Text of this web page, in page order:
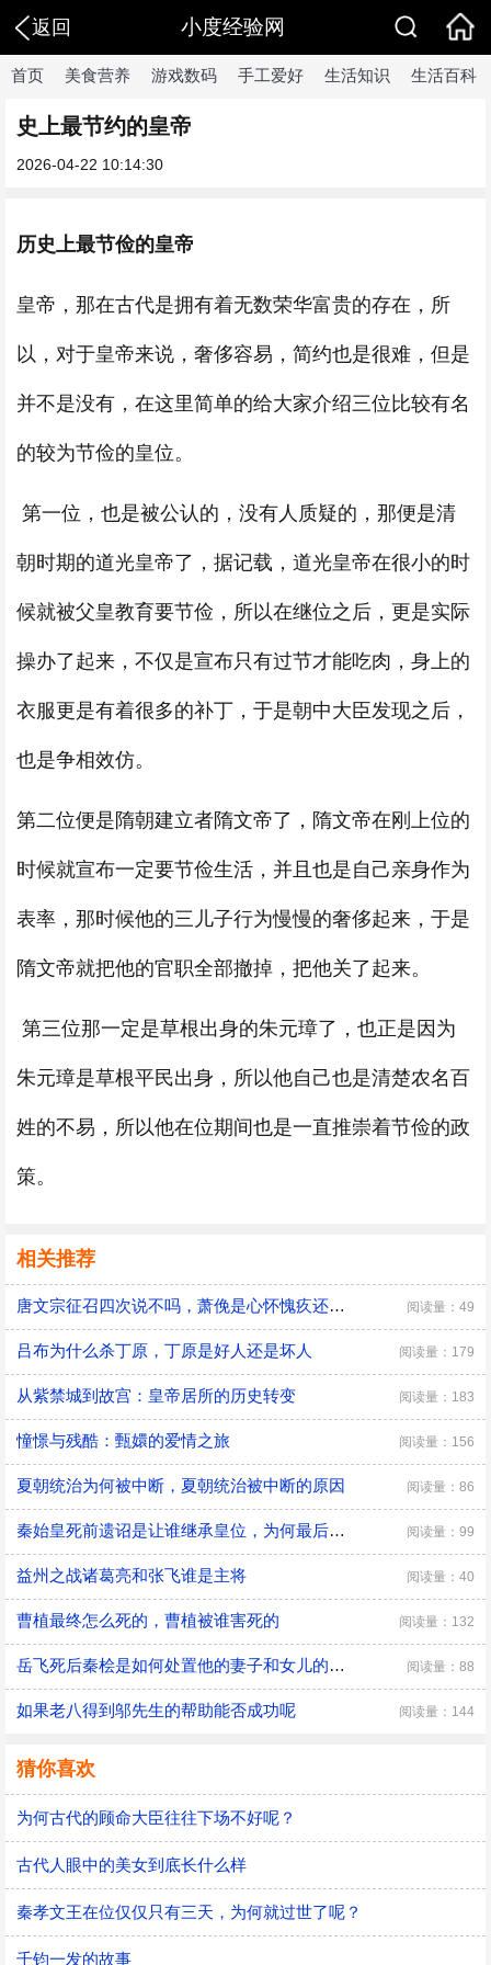
返回 小度经验网
首页 美食营养 游戏数码 手工爱好 生活知识 生活百科
史上最节约的皇帝
2026-04-22 10:14:30
历史上最节俭的皇帝
皇帝，那在古代是拥有着无数荣华富贵的存在，所
以，对于皇帝来说，奢侈容易，简约也是很难，但是
并不是没有，在这里简单的给大家介绍三位比较有名
的较为节俭的皇位。
第一位，也是被公认的，没有人质疑的，那便是清
朝时期的道光皇帝了，据记载，道光皇帝在很小的时
候就被父皇教育要节俭，所以在继位之后，更是实际
操办了起来，不仅是宣布只有过节才能吃肉，身上的
衣服更是有着很多的补丁，于是朝中大臣发现之后，
也是争相效仿。
第二位便是隋朝建立者隋文帝了，隋文帝在刚上位的
时候就宣布一定要节俭生活，并且也是自己亲身作为
表率，那时候他的三儿子行为慢慢的奢侈起来，于是
隋文帝就把他的官职全部撤掉，把他关了起来。
第三位那一定是草根出身的朱元璋了，也正是因为
朱元璋是草根平民出身，所以他自己也是清楚农名百
姓的不易，所以他在位期间也是一直推崇着节俭的政
策。
相关推荐
唐文宗征召四次说不吗，萧俛是心怀愧疚还是居功自傲 阅读量：49
吕布为什么杀丁原，丁原是好人还是坏人 阅读量：179
从紫禁城到故宫：皇帝居所的历史转变 阅读量：183
憧憬与残酷：甄嬛的爱情之旅 阅读量：156
夏朝统治为何被中断，夏朝统治被中断的原因 阅读量：86
秦始皇死前遗诏是让谁继承皇位，为何最后是胡亥继位 阅读量：99
益州之战诸葛亮和张飞谁是主将 阅读量：40
曹植最终怎么死的，曹植被谁害死的 阅读量：132
​岳飞死后秦桧是如何处置他的妻子和女儿的，秦桧怎么处置岳飞家人的 阅读量：88
如果老八得到邬先生的帮助能否成功呢 阅读量：144
猜你喜欢
为何古代的顾命大臣往往下场不好呢？
古代人眼中的美女到底长什么样
秦孝文王在位仅仅只有三天，为何就过世了呢？
千钧一发的故事